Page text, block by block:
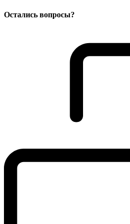
Остались вопросы?